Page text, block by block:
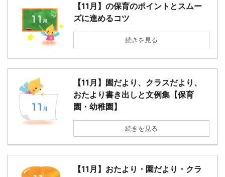
【11月】の保育のポイントとスムー
ズに進めるコツ
続きを見る
【11月】園だより、クラスだより、
おたより書き出しと文例集【保育
園・幼稚園】
続きを見る
【11月】おたより・園だより・クラ